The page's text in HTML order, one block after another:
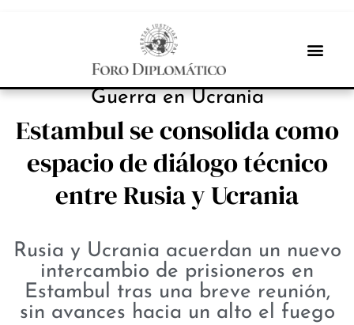
NOTICIAS
Guerra en Ucrania
Estambul se consolida como
espacio de diálogo técnico
entre Rusia y Ucrania
Rusia y Ucrania acuerdan un nuevo
intercambio de prisioneros en
Estambul tras una breve reunión,
sin avances hacia un alto el fuego